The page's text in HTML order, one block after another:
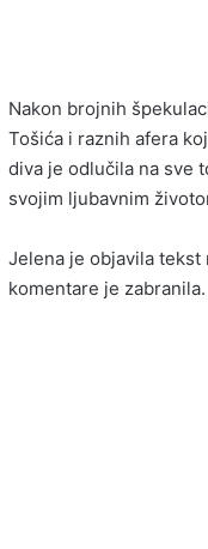
Nakon brojnih
Tošića i raznih afera
diva je odlučila na sve
svojim ljubavnim
Jelena je objavila tekst
komentare je zabranila.